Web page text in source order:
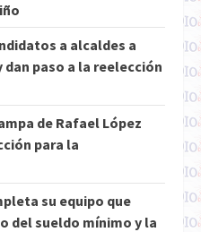
a alcaldes a
paso a la reelección
de Rafael López
para la
su equipo que
del sueldo mínimo y la